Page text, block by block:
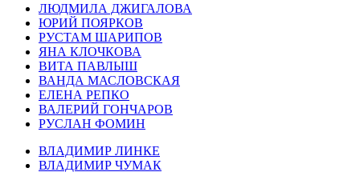
ЛЮДМИЛА ДЖИГАЛОВА
ЮРИЙ ПОЯРКОВ
РУСТАМ ШАРИПОВ
ЯНА КЛОЧКОВА
ВИТА ПАВЛЫШ
ВАНДА МАСЛОВСКАЯ
ЕЛЕНА РЕПКО
ВАЛЕРИЙ ГОНЧАРОВ
РУСЛАН ФОМИН
ВЛАДИМИР ЛИНКЕ
ВЛАДИМИР ЧУМАК